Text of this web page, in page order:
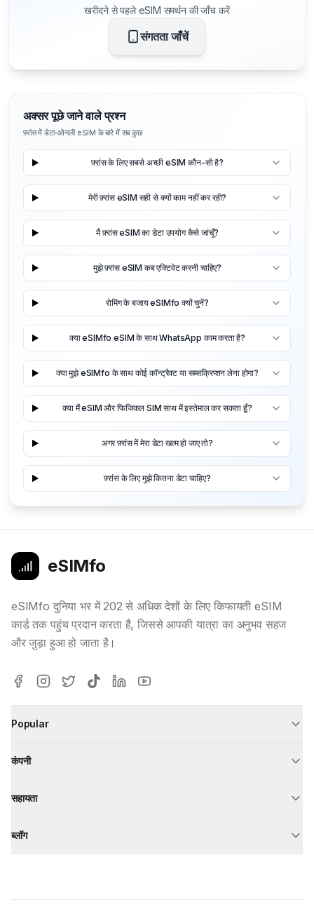
खरीदने से पहले eSIM समर्थन की जाँच करें
संगतता जाँचें
अक्सर पूछे जाने वाले प्रश्न
फ़्रांस में डेटा-ओनली eSIM के बारे में सब कुछ
फ़्रांस के लिए सबसे अच्छी eSIM कौन-सी है?
मेरी फ़्रांस eSIM सही से क्यों काम नहीं कर रही?
मैं फ़्रांस eSIM का डेटा उपयोग कैसे जांचूँ?
मुझे फ़्रांस eSIM कब एक्टिवेट करनी चाहिए?
रोमिंग के बजाय eSIMfo क्यों चुनें?
क्या eSIMfo eSIM के साथ WhatsApp काम करता है?
क्या मुझे eSIMfo के साथ कोई कॉन्ट्रैक्ट या सब्सक्रिप्शन लेना होगा?
क्या मैं eSIM और फिजिकल SIM साथ में इस्तेमाल कर सकता हूँ?
अगर फ़्रांस में मेरा डेटा खत्म हो जाए तो?
फ़्रांस के लिए मुझे कितना डेटा चाहिए?
eSIMfo
eSIMfo दुनिया भर में 202 से अधिक देशों के लिए किफायती eSIM
कार्ड तक पहुंच प्रदान करता है, जिससे आपकी यात्रा का अनुभव सहज
और जुड़ा हुआ हो जाता है।
Popular
कंपनी
सहायता
ब्लॉग